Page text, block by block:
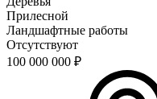
Прилесной
Ландшафтные работы
Отсутствуют
100 000 000 ₽